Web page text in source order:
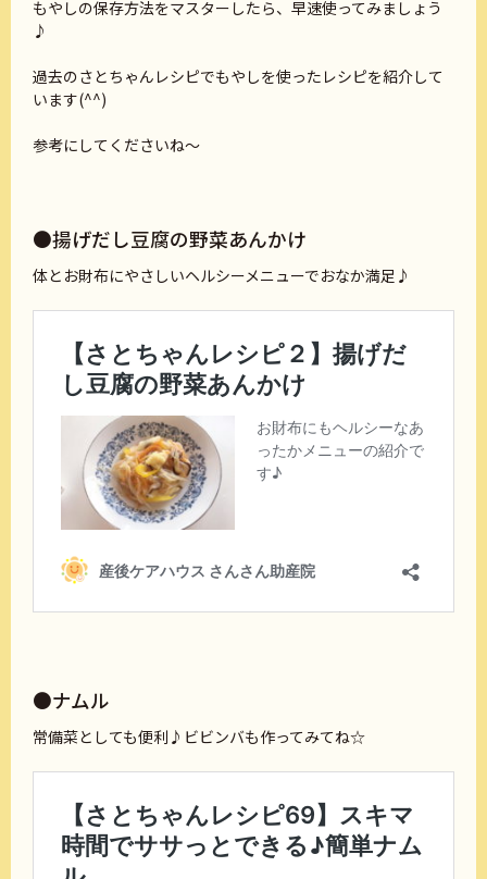
もやしの保存方法をマスターしたら、早速使ってみましょう
♪
過去のさとちゃんレシピでもやしを使ったレシピを紹介して
います(^^)
参考にしてくださいね～
●揚げだし豆腐の野菜あんかけ
体とお財布にやさしいヘルシーメニューでおなか満足♪
●ナムル
常備菜としても便利♪ビビンバも作ってみてね☆